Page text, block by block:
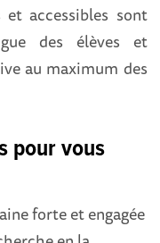
accessibles sont
des élèves et
au maximum des
pour vous
forte et engagée